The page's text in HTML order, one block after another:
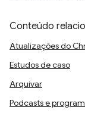
Conteúdo
Atualizações do
Estudos de caso
Arquivar
Podcasts e